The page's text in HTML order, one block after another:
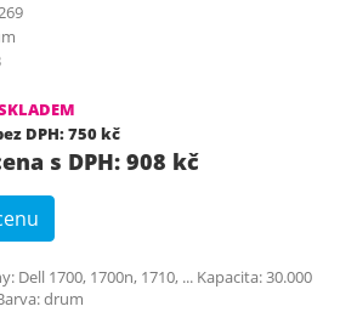
DPH: 750 kč
s DPH: 908 kč
Dell 1700, 1700n, 1710, ... Kapacita: 30.000
drum